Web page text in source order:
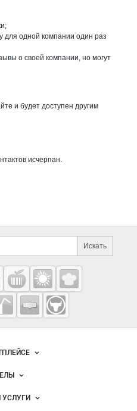
для одной компании один раз
о своей компании, но могут
и будет доступен другим
исчерпан.
Поиск по сайту и
Искать
проекты
рекламы